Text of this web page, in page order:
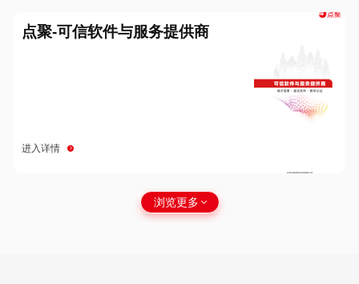
点聚-可信软件与服务提供商
进入详情
浏览更多